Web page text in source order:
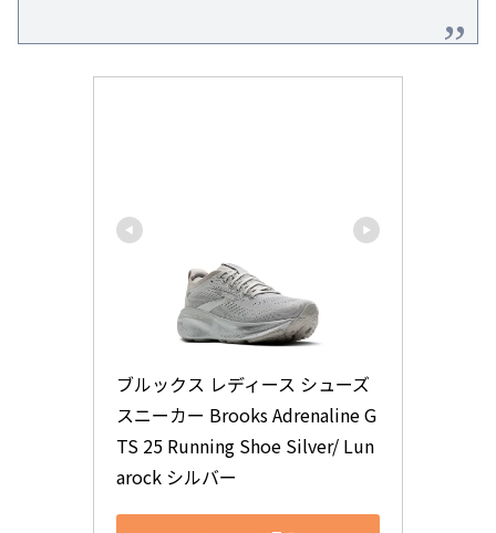
ブルックス レディース シューズ
スニーカー Brooks Adrenaline G
TS 25 Running Shoe Silver/ Lun
arock シルバー